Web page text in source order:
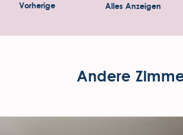
Vorherige Alles Anzeigen
Andere